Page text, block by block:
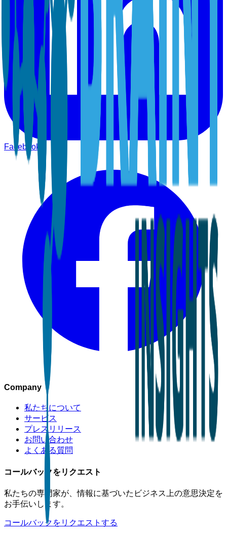
Facebook
Company
私たちについて
サービス
プレスリリース
お問い合わせ
よくある質問
コールバックをリクエスト
私たちの専門家が、情報に基づいたビジネス上の意思決定を
お手伝いします。
コールバックをリクエストする